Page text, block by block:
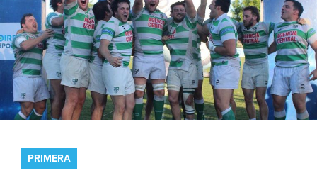
PRIMERA